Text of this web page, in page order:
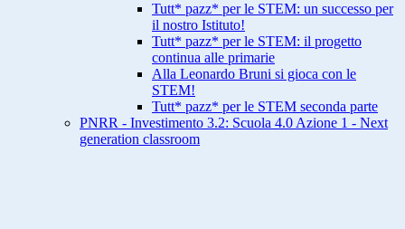
Tutt* pazz* per le STEM: un successo per
il nostro Istituto!
Tutt* pazz* per le STEM: il progetto
continua alle primarie
Alla Leonardo Bruni si gioca con le
STEM!
Tutt* pazz* per le STEM seconda parte
PNRR - Investimento 3.2: Scuola 4.0 Azione 1 - Next
generation classroom